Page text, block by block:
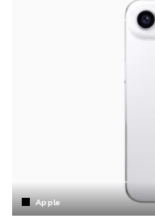
Apple